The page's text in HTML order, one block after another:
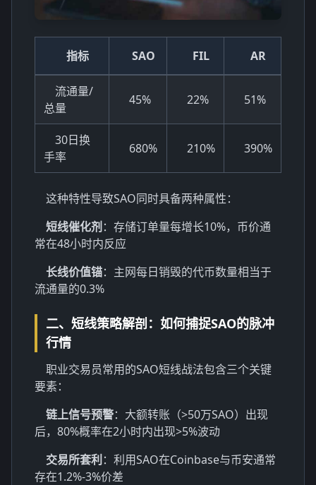
指标 SAO FIL AR
流通量/
总量
45% 22% 51%
30日换
手率
680% 210% 390%
这种特性导致SAO同时具备两种属性：
短线催化剂 ：存储订单量每增长10%，币价通
常在48小时内反应
长线价值锚：主网每日销毁的代币数量相当于
流通量的0.3%
二、短线策略解剖：如何捕捉SAO的脉冲
行情
职业交易员常用的SAO短线战法包含三个关键
要素：
链上信号预警：大额转账（>50万SAO）出现
后，80%概率在2小时内出现>5%波动
交易所套利 ：利用SAO在Coinbase与币安通常
存在1.2%-3%价差